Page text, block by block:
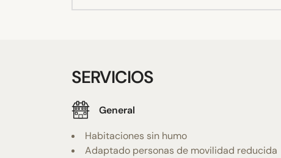
SERVICIOS
General
Habitaciones sin humo
Adaptado personas de movilidad reducida